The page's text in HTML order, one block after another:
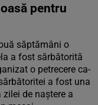
pentru
săptămâni o
a fost sărbătorită
o petrecere ca-
a fost una
de naștere a